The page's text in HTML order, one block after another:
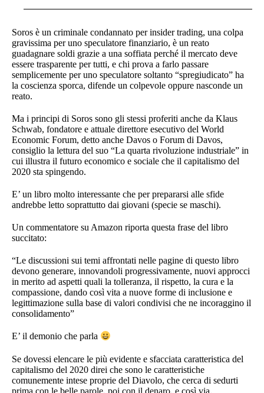
Soros è un criminale condannato per insider trading, una colpa
gravissima per uno speculatore finanziario, è un reato
guadagnare soldi grazie a una soffiata perché il mercato deve
essere trasparente per tutti, e chi prova a farlo passare
semplicemente per uno speculatore soltanto “spregiudicato” ha
la coscienza sporca, difende un colpevole oppure nasconde un
reato.
Ma i principi di Soros sono gli stessi proferiti anche da Klaus
Schwab, fondatore e attuale direttore esecutivo del World
Economic Forum, detto anche Davos o Forum di Davos,
consiglio la lettura del suo “La quarta rivoluzione industriale” in
cui illustra il futuro economico e sociale che il capitalismo del
2020 sta spingendo.
E’ un libro molto interessante che per prepararsi alle sfide
andrebbe letto soprattutto dai giovani (specie se maschi).
Un commentatore su Amazon riporta questa frase del libro
succitato:
“Le discussioni sui temi affrontati nelle pagine di questo libro
devono generare, innovandoli progressivamente, nuovi approcci
in merito ad aspetti quali la tolleranza, il rispetto, la cura e la
compassione, dando così vita a nuove forme di inclusione e
legittimazione sulla base di valori condivisi che ne incoraggino il
consolidamento”
E’ il demonio che parla
Se dovessi elencare le più evidente e sfacciata caratteristica del
capitalismo del 2020 direi che sono le caratteristiche
comunemente intese proprie del Diavolo, che cerca di sedurti
prima con le belle parole, poi con il denaro, e così via.